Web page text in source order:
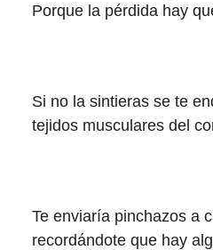
Porque la pérdida hay
Si no la sintieras se te
tejidos musculares del
Te enviaría pinchazos a
recordándote que hay